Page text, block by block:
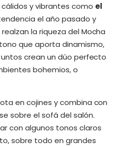
y vibrantes como el
el año pasado y
la riqueza del Mocha
que aporta dinamismo,
crean un dúo perfecto
bohemios, o
en cojines y combina con
sobre el sofá del salón.
con algunos tonos claros
sobre todo en grandes